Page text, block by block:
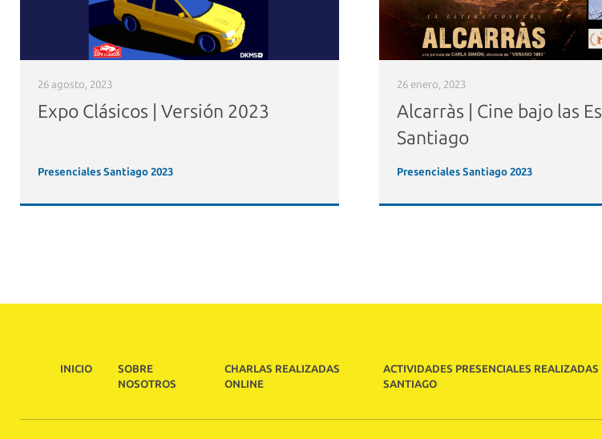
26 agosto, 2023
Expo Clásicos | Versión 2023
Presenciales Santiago 2023
26 enero, 2023
Alcarràs | Cine bajo las
Santiago
Presenciales Santiago 2023
INICIO
SOBRE
NOSOTROS
CHARLAS REALIZADAS
ONLINE
ACTIVIDADES PRESENCIALES REALIZADAS
SANTIAGO